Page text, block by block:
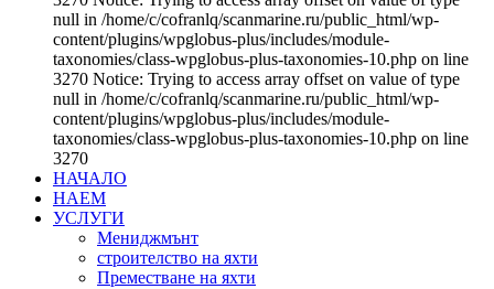
null in /home/c/cofranlq/scanmarine.ru/public_html/wp-
content/plugins/wpglobus-plus/includes/module-
taxonomies/class-wpglobus-plus-taxonomies-10.php on line
3270 Notice: Trying to access array offset on value of type
null in /home/c/cofranlq/scanmarine.ru/public_html/wp-
content/plugins/wpglobus-plus/includes/module-
taxonomies/class-wpglobus-plus-taxonomies-10.php on line
3270
НАЧАЛО
НАЕМ
УСЛУГИ
Мениджмънт
строителство на яхти
Преместване на яхти